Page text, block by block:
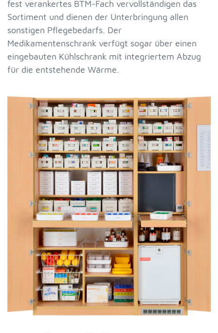
fest verankertes BTM-Fach vervollständigen das
Sortiment und dienen der Unterbringung allen
sonstigen Pflegebedarfs. Der
Medikamentenschrank verfügt sogar über einen
eingebauten Kühlschrank mit integriertem Abzug
für die entstehende Wärme.